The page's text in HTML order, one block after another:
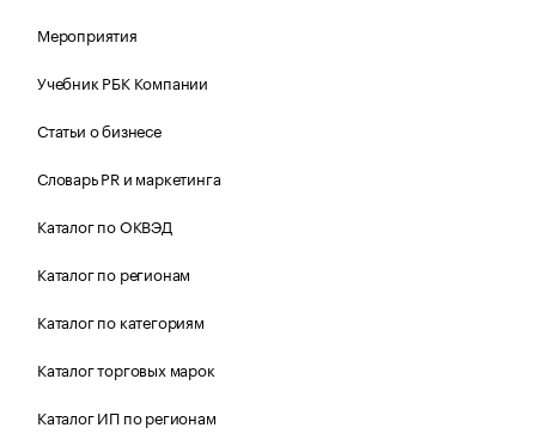
Мероприятия
Учебник РБК Компании
Статьи о бизнесе
Словарь PR и маркетинга
Каталог по ОКВЭД
Каталог по регионам
Каталог по категориям
Каталог торговых марок
Каталог ИП по регионам